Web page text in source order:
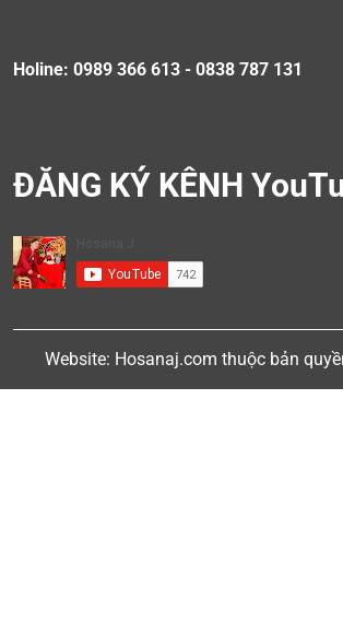
Holine: 0989 366 613 - 0838 787 131
ĐĂNG KÝ KÊNH
Website: Hosanaj.com thuộc bản